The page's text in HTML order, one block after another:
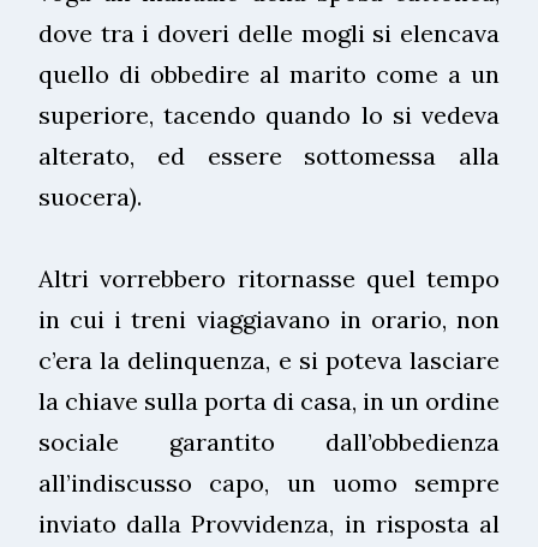
dove tra i doveri delle mogli si elencava
quello di obbedire al marito come a un
superiore, tacendo quando lo si vedeva
alterato, ed essere sottomessa alla
suocera).
Altri vorrebbero ritornasse quel tempo
in cui i treni viaggiavano in orario, non
c’era la delinquenza, e si poteva lasciare
la chiave sulla porta di casa, in un ordine
sociale garantito dall’obbedienza
all’indiscusso capo, un uomo sempre
inviato dalla Provvidenza, in risposta al